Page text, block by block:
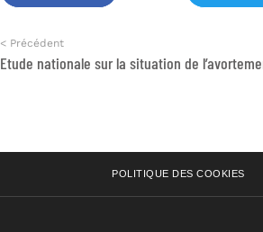
< Précédent
POLITIQUE DES COOKIES